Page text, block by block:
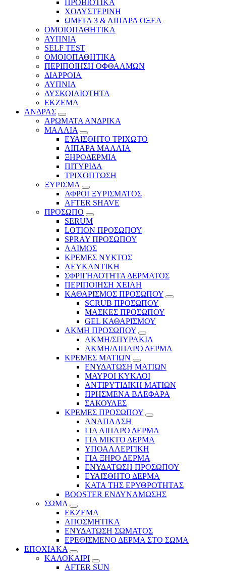
ΠΡΟΒΙΟΤΙΚΑ
ΧΟΛΥΣΤΕΡΙΝΗ
ΩΜΕΓΑ 3 & ΛΙΠΑΡΑ ΟΞΕΑ
ΟΜΟΙΟΠΑΘΗΤΙΚΑ
ΑΥΠΝΙΑ
SELF TEST
ΟΜΟΙΟΠΑΘΗΤΙΚΑ
ΠΕΡΙΠΟΙΗΣΗ ΟΦΘΑΛΜΩΝ
ΔΙΑΡΡΟΙΑ
ΑΥΠΝΙΑ
ΔΥΣΚΟΙΛΙΟΤΗΤΑ
ΕΚΖΕΜΑ
ΑΝΔΡΑΣ
ΑΡΩΜΑΤΑ ΑΝΔΡΙΚΑ
ΜΑΛΛΙΑ
ΕΥΑΙΣΘΗΤΟ ΤΡΙΧΩΤΟ
ΛΙΠΑΡΑ ΜΑΛΛΙΑ
ΞΗΡΟΔΕΡΜΙΑ
ΠΙΤΥΡΙΔΑ
ΤΡΙΧΟΠΤΩΣΗ
ΞΥΡΙΣΜΑ
ΑΦΡΟΙ ΞΥΡΙΣΜΑΤΟΣ
AFTER SHAVE
ΠΡΟΣΩΠΟ
SERUM
LOTION ΠΡΟΣΩΠΟΥ
SPRAY ΠΡΟΣΩΠΟΥ
ΛΑΙΜΟΣ
ΚΡΕΜΕΣ ΝΥΚΤΟΣ
ΛΕΥΚΑΝΤΙΚΗ
ΣΦΡΙΓΗΛΟΤΗΤΑ ΔΕΡΜΑΤΟΣ
ΠΕΡΙΠΟΙΗΣΗ ΧΕΙΛΗ
ΚΑΘΑΡΙΣΜΟΣ ΠΡΟΣΩΠΟΥ
SCRUB ΠΡΟΣΩΠΟΥ
ΜΑΣΚΕΣ ΠΡΟΣΩΠΟΥ
GEL ΚΑΘΑΡΙΣΜΟΥ
ΑΚΜΗ ΠΡΟΣΩΠΟΥ
ΑΚΜΗ/ΣΠΥΡΑΚΙΑ
ΑΚΜΗ/ΛΙΠΑΡΟ ΔΕΡΜΑ
ΚΡΕΜΕΣ ΜΑΤΙΩΝ
ΕΝΥΔΑΤΩΣΗ ΜΑΤΙΩΝ
ΜΑΥΡΟΙ ΚΥΚΛΟΙ
ΑΝΤΙΡΥΤΙΔΙΚΗ ΜΑΤΙΩΝ
ΠΡΗΣΜΕΝΑ ΒΛΕΦΑΡΑ
ΣΑΚΟΥΛΕΣ
ΚΡΕΜΕΣ ΠΡΟΣΩΠΟΥ
ΑΝΑΠΛΑΣΗ
ΓΙΑ ΛΙΠΑΡΟ ΔΕΡΜΑ
ΓΙΑ ΜΙΚΤΟ ΔΕΡΜΑ
ΥΠΟΑΛΛΕΡΓΙΚΗ
ΓΙΑ ΞΗΡΟ ΔΕΡΜΑ
ΕΝΥΔΑΤΩΣΗ ΠΡΟΣΩΠΟΥ
ΕΥΑΙΣΘΗΤΟ ΔΕΡΜΑ
ΚΑΤΑ ΤΗΣ ΕΡΥΘΡΟΤΗΤΑΣ
BOOSTER ΕΝΔΥΝΑΜΩΣΗΣ
ΣΩΜΑ
ΕΚΖΕΜΑ
ΑΠΟΣΜΗΤΙΚΑ
ΕΝΥΔΑΤΩΣΗ ΣΩΜΑΤΟΣ
ΕΡΕΘΙΣΜΕΝΟ ΔΕΡΜΑ ΣΤΟ ΣΩΜΑ
ΕΠΟΧΙΑΚΑ
ΚΑΛΟΚΑΙΡΙ
AFTER SUN